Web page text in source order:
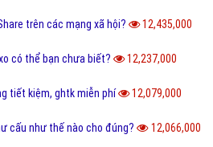
trên các mạng xã hội? 12,435,000
có thể bạn chưa biết? 12,237,000
tiết kiệm, ghtk miễn phí 12,079,000
cấu như thế nào cho đúng? 12,066,000